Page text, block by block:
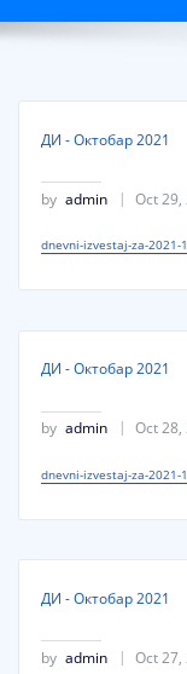
ДИ - Октобар 2021
by admin Oct 29,
dnevni-izvestaj-za-2021-
ДИ - Октобар 2021
by admin Oct 28,
dnevni-izvestaj-za-2021-
ДИ - Октобар 2021
by admin Oct 27,